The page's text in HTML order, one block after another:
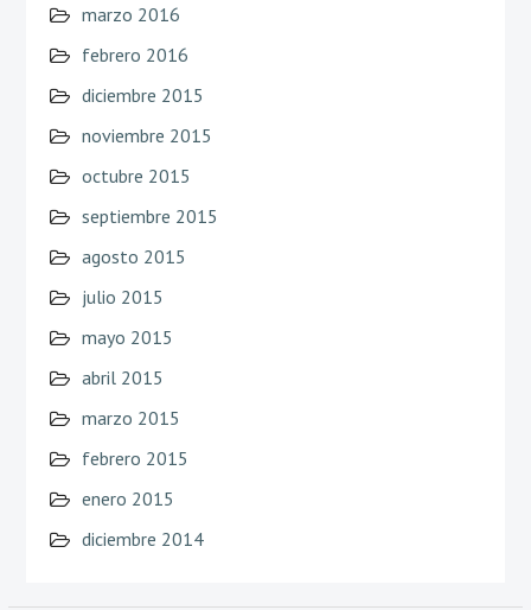
marzo 2016
febrero 2016
diciembre 2015
noviembre 2015
octubre 2015
septiembre 2015
agosto 2015
julio 2015
mayo 2015
abril 2015
marzo 2015
febrero 2015
enero 2015
diciembre 2014